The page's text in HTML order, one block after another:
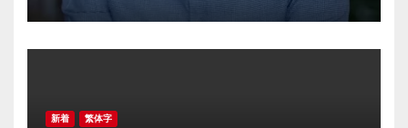
新着 繁体字